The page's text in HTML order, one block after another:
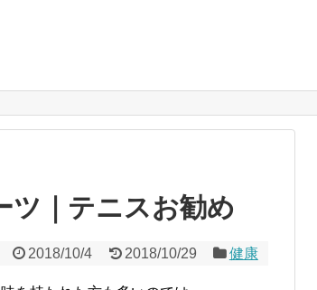
ツ｜テニスお勧め
2018/10/4 2018/10/29 健康